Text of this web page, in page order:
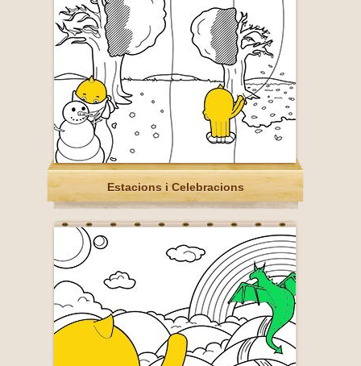
Estacions i Celebracions